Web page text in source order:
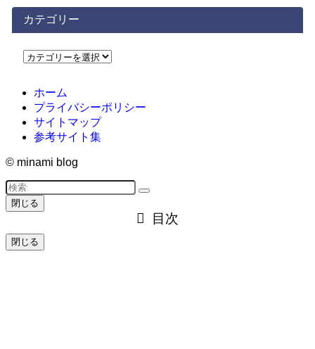
カ
イ
ブ
カテゴリー
カ
ホーム
プライバシーポリシー
サイトマップ
参考サイト集
© minami blog
閉じる
目次
閉じる